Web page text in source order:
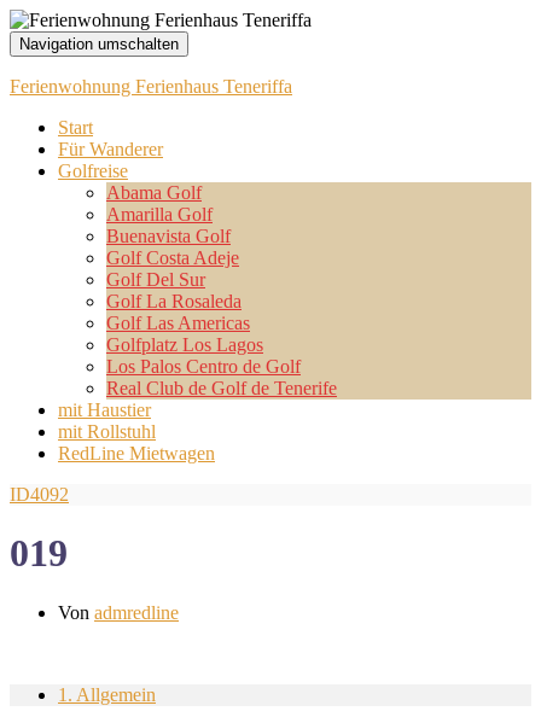
Navigation umschalten
Ferienwohnung Ferienhaus Teneriffa
Start
Für Wanderer
Golfreise
Abama Golf
Amarilla Golf
Buenavista Golf
Golf Costa Adeje
Golf Del Sur
Golf La Rosaleda
Golf Las Americas
Golfplatz Los Lagos
Los Palos Centro de Golf
Real Club de Golf de Tenerife
mit Haustier
mit Rollstuhl
RedLine Mietwagen
ID4092
019
Von admredline
1. Allgemein